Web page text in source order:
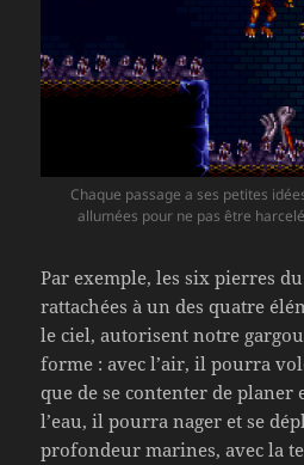
Chaque passage a ses petites
allumées pour ne pas être
Par exemple, les six pierres
rattachées à un des quatre
le ciel, autorisent notre
forme : avec l’air, il pourra
que de se contenter de planer
l’eau, il pourra nager et se
profondeur marines, avec la